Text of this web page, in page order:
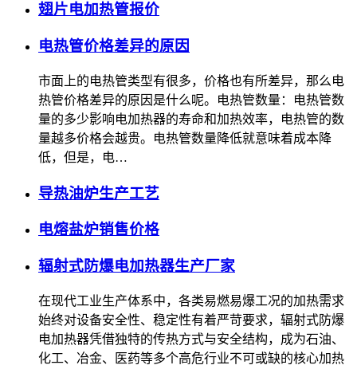
翅片电加热管报价
电热管价格差异的原因
市面上的电热管类型有很多，价格也有所差异，那么电
热管价格差异的原因是什么呢。电热管数量：电热管数
量的多少影响电加热器的寿命和加热效率，电热管的数
量越多价格会越贵。电热管数量降低就意味着成本降
低，但是，电…
导热油炉生产工艺
电熔盐炉销售价格
辐射式防爆电加热器生产厂家
在现代工业生产体系中，各类易燃易爆工况的加热需求
始终对设备安全性、稳定性有着严苛要求，辐射式防爆
电加热器凭借独特的传热方式与安全结构，成为石油、
化工、冶金、医药等多个高危行业不可或缺的核心加热